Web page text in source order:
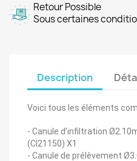
Retour Possible
Sous certaines
Description
Voici tous les éléments
- Canule d’infiltration
(CI21150) X1
- Canule de prélèvement